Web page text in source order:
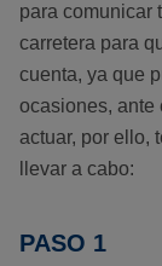
para comunicar
carretera para
cuenta, ya que
ocasiones, ante
actuar, por ello,
llevar a cabo:
PASO 1